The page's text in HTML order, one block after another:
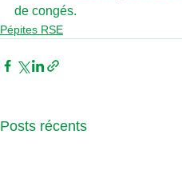
de congés.
Pépites RSE
Posts récents